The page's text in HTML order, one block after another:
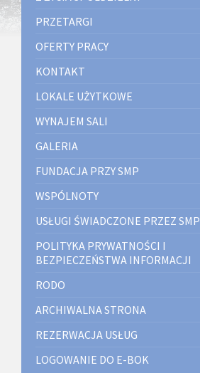
PRZETARGI
OFERTY PRACY
KONTAKT
LOKALE UŻYTKOWE
WYNAJEM SALI
GALERIA
FUNDACJA PRZY SMP
WSPÓLNOTY
USŁUGI ŚWIADCZONE PRZEZ SMP
POLITYKA PRYWATNOŚCI I
BEZPIECZEŃSTWA INFORMACJI
RODO
ARCHIWALNA STRONA
REZERWACJA USŁUG
LOGOWANIE DO E-BOK